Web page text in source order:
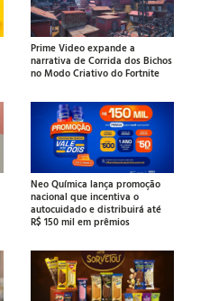
Prime Video expande a
narrativa de Corrida dos Bichos
no Modo Criativo do Fortnite
Neo Química lança promoção
nacional que incentiva o
autocuidado e distribuirá até
R$ 150 mil em prêmios